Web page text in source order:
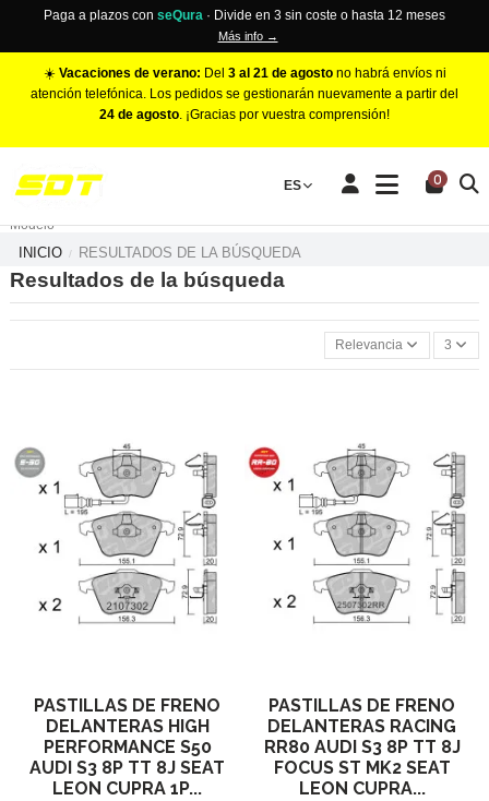
Paga a plazos con seQura · Divide en 3 sin coste o hasta 12 meses
Más info →
☀️ Vacaciones de verano: Del 3 al 21 de agostono habrá envíos ni
atención telefónica. Los pedidos se gestionarán nuevamente a partir del
24 de agosto. ¡Gracias por vuestra comprensión!
ES 0
Make
Modelo
INICIO RESULTADOS DE LA BÚSQUEDA
Resultados de la búsqueda
Relevancia 3
PASTILLAS DE FRENO
DELANTERAS HIGH
PERFORMANCE S50
AUDI S3 8P TT 8J SEAT
LEON CUPRA 1P...
PASTILLAS DE FRENO
DELANTERAS RACING
RR80 AUDI S3 8P TT 8J
FOCUS ST MK2 SEAT
LEON CUPRA...